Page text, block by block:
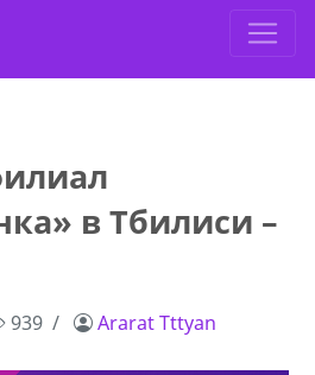
в Тбилиси –
939 Ararat Tttyan